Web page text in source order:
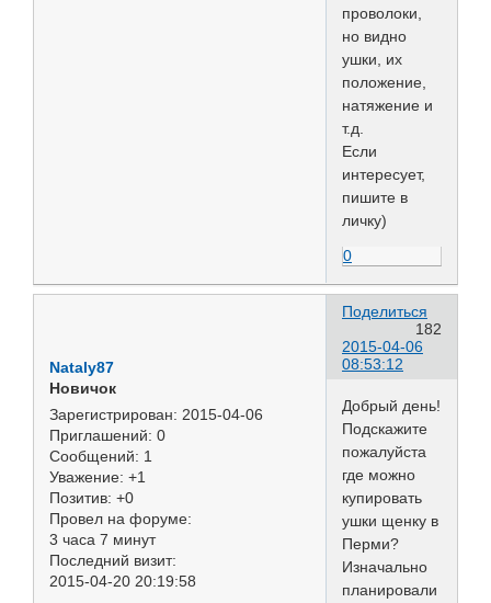
проволоки,
но видно
ушки, их
положение,
натяжение и
т.д.
Если
интересует,
пишите в
личку)
0
Поделиться
182
2015-04-06
08:53:12
Nataly87
Новичок
Зарегистрирован: 2015-04-06
Приглашений: 0
Сообщений: 1
Уважение: +1
Позитив: +0
Провел на форуме:
3 часа 7 минут
Последний визит:
2015-04-20 20:19:58
Добрый день!
Подскажите
пожалуйста
где можно
купировать
ушки щенку в
Перми?
Изначально
планировали